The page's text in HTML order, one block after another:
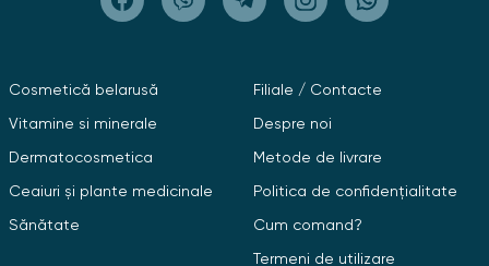
Cosmetică belarusă
Vitamine si minerale
Dermatocosmetica
Ceaiuri și plante medicinale
Sănătate
Filiale / Contacte
Despre noi
Metode de livrare
Politica de confidențialitate
Cum comand?
Termeni de utilizare